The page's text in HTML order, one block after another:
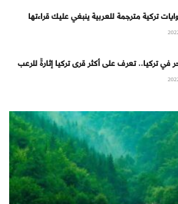
في تركيا.. تعرف على أكثر قرى تركيا إثارةً للرعب